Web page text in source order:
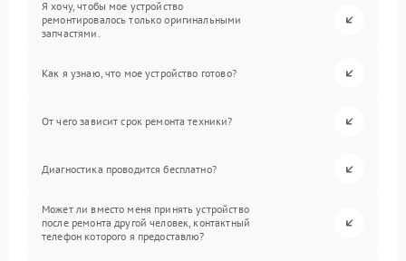
Я хочу, чтобы мое устройство
ремонтировалось только оригинальными
запчастями.
Как я узнаю, что мое устройство готово?
От чего зависит срок ремонта техники?
Диагностика проводится бесплатно?
Может ли вместо меня принять устройство
после ремонта другой человек, контактный
телефон которого я предоставлю?